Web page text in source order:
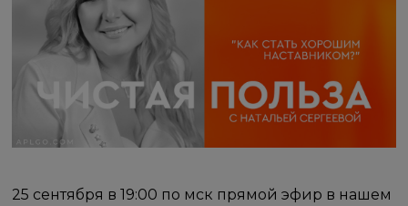
25 сентября в 19:00 по мск прямой эфир в нашем